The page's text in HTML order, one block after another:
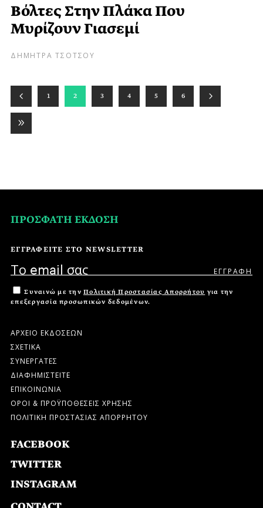
Βόλτες Στην Πλάκα Που
Μυρίζουν Γιασεμί
ΔΗΜΗΤΡΑ ΤΣΟΤΣΟΥ
1 2 3 4 5 6
ΠΡΟΣΦΑΤΗ ΕΚΔΟΣΗ
ΕΓΓΡΑΦΕΙΤΕ ΣΤΟ NEWSLETTER
Συναινώ με την Πολιτική Προστασίας Απορρήτου για την
επεξεργασία προσωπικών δεδομένων.
ΑΡΧΕΙΟ ΕΚΔΟΣΕΩΝ
ΣΧΕΤΙΚΑ
ΣΥΝΕΡΓΑΤΕΣ
ΔΙΑΦΗΜΙΣΤΕΙΤΕ
ΕΠΙΚΟΙΝΩΝΙΑ
ΟΡΟΙ & ΠΡΟΫΠΟΘΕΣΕΙΣ ΧΡΗΣΗΣ
ΠΟΛΙΤΙΚΗ ΠΡΟΣΤΑΣΙΑΣ ΑΠΟΡΡΗΤΟΥ
FACEBOOK
TWITTER
INSTAGRAM